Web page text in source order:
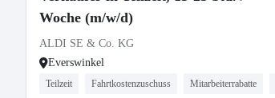
Woche (m/w/d)
ALDI SE & Co. KG
Everswinkel
Teilzeit Fahrtkostenzuschuss Mitarbeiterrabatte